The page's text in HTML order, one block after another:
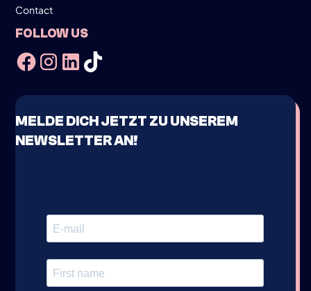
Contact
FOLLOW US
MELDE DICH JETZT ZU UNSEREM
NEWSLETTER AN!